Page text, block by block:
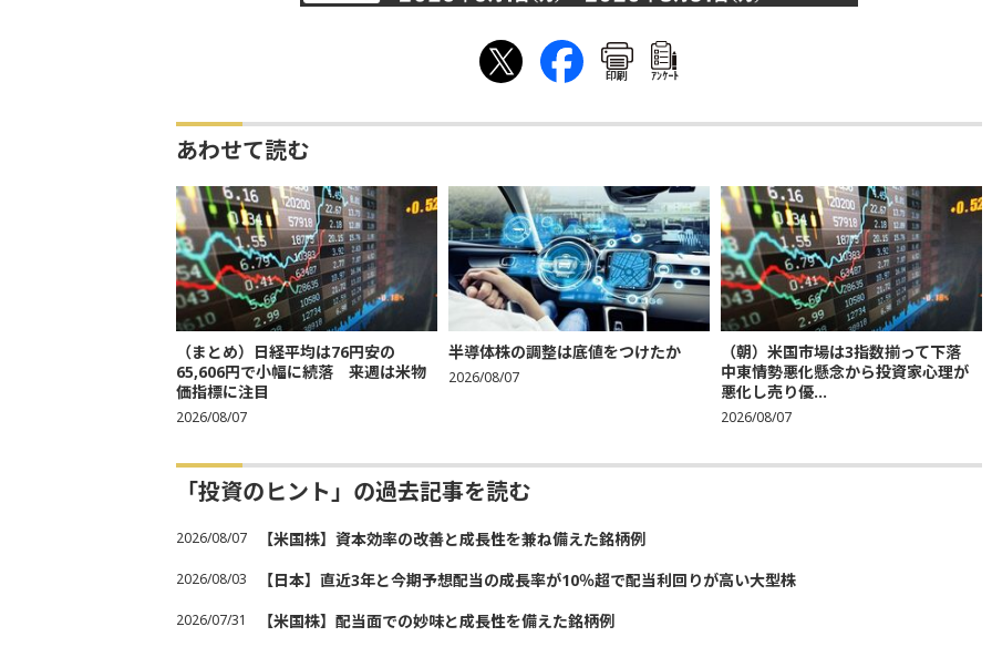
印刷 ｱﾝｹｰﾄ
あわせて読む
（まとめ）日経平均は76円安の
65,606円で小幅に続落 来週は米物
価指標に注目
2026/08/07
半導体株の調整は底値をつけたか
2026/08/07
（朝）米国市場は3指数揃って下落
中東情勢悪化懸念から投資家心理が
悪化し売り優...
2026/08/07
「投資のヒント」の過去記事を読む
2026/08/07 【米国株】資本効率の改善と成長性を兼ね備えた銘柄例
2026/08/03 【日本】直近3年と今期予想配当の成長率が10％超で配当利回りが高い大型株
2026/07/31 【米国株】配当面での妙味と成長性を備えた銘柄例